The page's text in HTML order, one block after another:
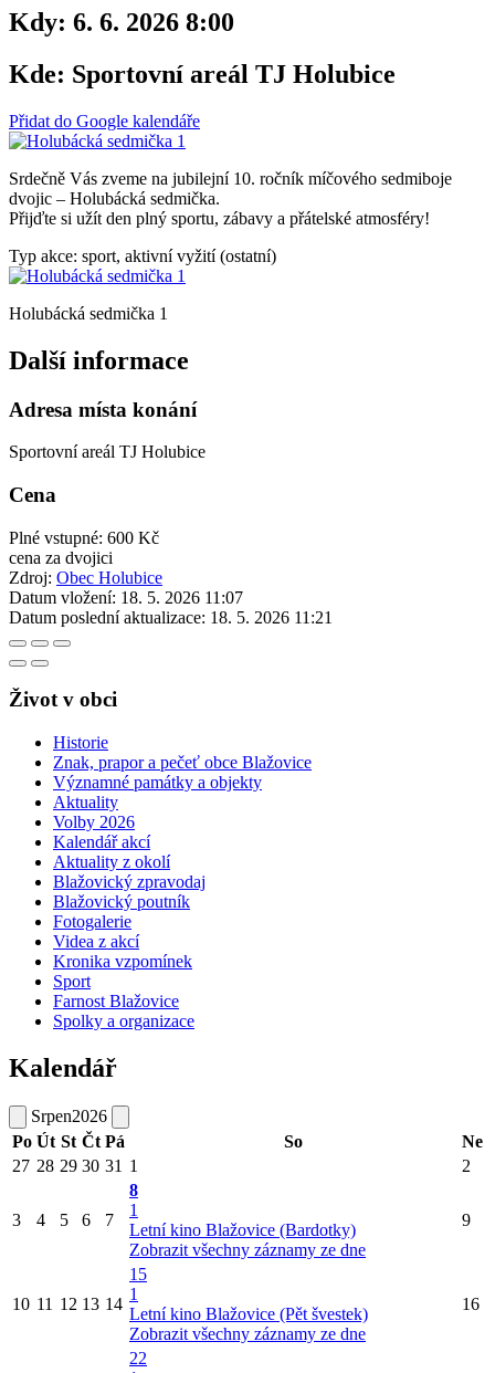
Kdy: 6. 6. 2026 8:00
Kde: Sportovní areál TJ Holubice
Přidat do Google kalendáře
Srdečně Vás zveme na jubilejní 10. ročník míčového sedmiboje
dvojic – Holubácká sedmička.
Přijďte si užít den plný sportu, zábavy a přátelské atmosféry!
Typ akce: sport, aktivní vyžití (ostatní)
Holubácká sedmička 1
Další informace
Adresa místa konání
Sportovní areál TJ Holubice
Cena
Plné vstupné: 600 Kč
cena za dvojici
Zdroj: Obec Holubice
Datum vložení: 18. 5. 2026 11:07
Datum poslední aktualizace: 18. 5. 2026 11:21
Život v obci
Historie
Znak, prapor a pečeť obce Blažovice
Významné památky a objekty
Aktuality
Volby 2026
Kalendář akcí
Aktuality z okolí
Blažovický zpravodaj
Blažovický poutník
Fotogalerie
Videa z akcí
Kronika vzpomínek
Sport
Farnost Blažovice
Spolky a organizace
Kalendář
Srpen2026
Po Út St Čt Pá So
Ne
27 28 29 30 31 1 2
3 4 5 6 7
8
1
Letní kino Blažovice (Bardotky)
Zobrazit všechny záznamy ze dne
9
10 11 12 13 14
15
1
Letní kino Blažovice (Pět švestek)
Zobrazit všechny záznamy ze dne
16
22